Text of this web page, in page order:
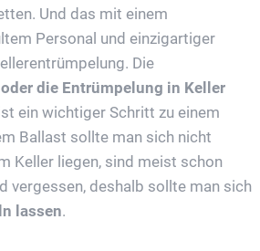
Und das mit einem
Personal und einzigartiger
Die
die Entrümpelung in Keller
ein wichtiger Schritt zu einem
Ballast sollte man sich nicht
Keller liegen, sind meist schon
vergessen, deshalb sollte man sich
lassen.